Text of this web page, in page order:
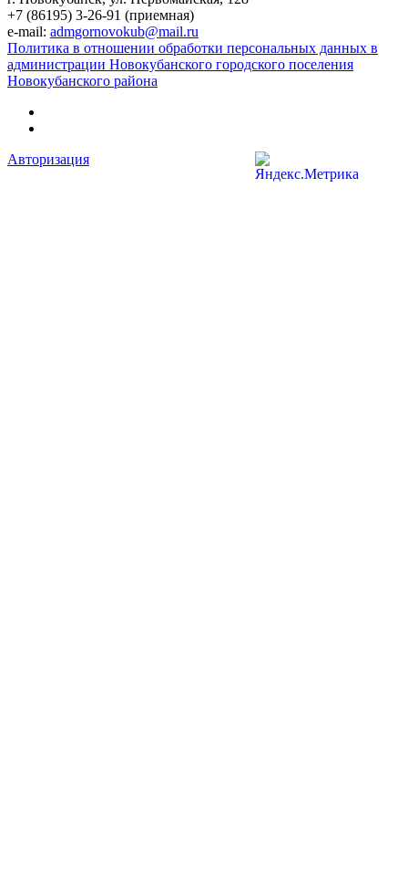
+7 (86195) 3-26-91 (приемная)
e-mail: admgornovokub@mail.ru
Политика в отношении обработки персональных данных в
администрации Новокубанского городского поселения
Новокубанского района
Авторизация